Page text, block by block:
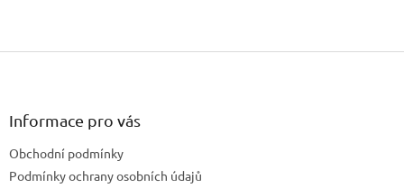
Z
Informace pro vás
Obchodní podmínky
Podmínky ochrany osobních údajů